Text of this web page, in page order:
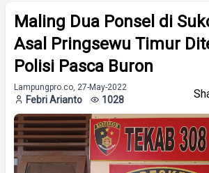
Maling Dua Ponsel di
Asal Pringsewu Timur
Polisi Pasca Buron
Lampungpro.co, 27-May-2022
Febri Arianto 1028